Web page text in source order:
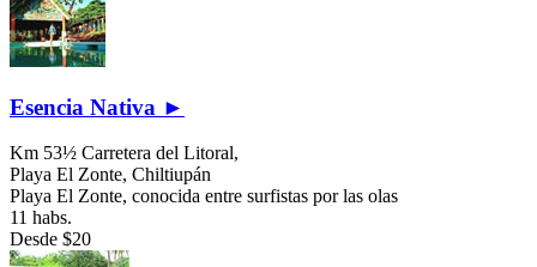
Esencia Nativa ►
Km 53½ Carretera del Litoral,
Playa El Zonte, Chiltiupán
Playa El Zonte, conocida entre surfistas por las olas
11 habs.
Desde $20